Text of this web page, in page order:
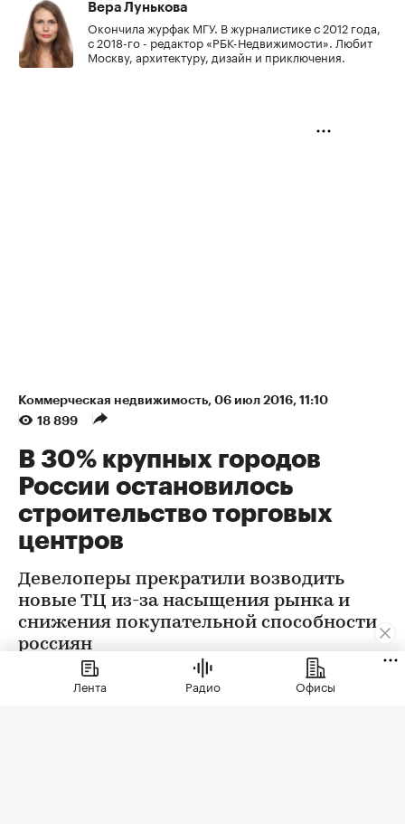
Вера Лунькова
Окончила журфак МГУ. В журналистике с 2012 года,
с 2018-го - редактор «РБК-Недвижимости». Любит
Москву, архитектуру, дизайн и приключения.
Коммерческая недвижимость⁠, 06 июл 2016, 11:10
18 899
В 30% крупных городов
России остановилось
строительство торговых
центров
Девелоперы прекратили возводить
новые ТЦ из-за насыщения рынка и
снижения покупательной способности
россиян
Лента Радио Офисы